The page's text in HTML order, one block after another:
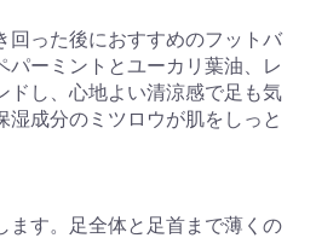
回った後におすすめのフットバ
パーミントとユーカリ葉油、レ
ドし、心地よい清涼感で足も気
湿成分のミツロウが肌をしっと
ます。足全体と足首まで薄くの